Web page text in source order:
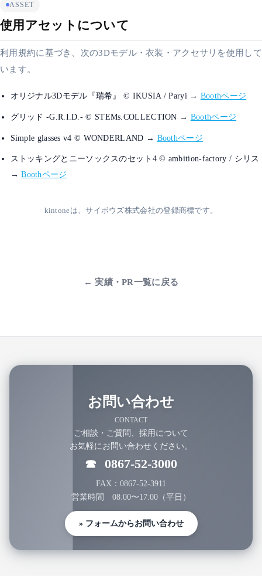
ASSET
使用アセットについて
利用規約に基づき、次の3Dモデル・衣装・アクセサリを使用して
います。
オリジナル3Dモデル『瑞希』 © IKUSIA / Paryi → Boothページ
グリッド -G.R.I.D.- © STEMs.COLLECTION → Boothページ
Simple glasses v4 © WONDERLAND → Boothページ
ストッキングとニーソックスのセット4 © ambition-factory / シリス
→Boothページ
kintoneは、サイボウズ株式会社の登録商標です。
← 実績・PR一覧に戻る
お問い合わせ
CONTACT
ご相談・ご質問、採用について
お気軽にお問い合わせください。
☎ 0867-52-3000
FAX：0867-52-3911
営業時間 08:00〜17:00（平日）
» フォームからお問い合わせ